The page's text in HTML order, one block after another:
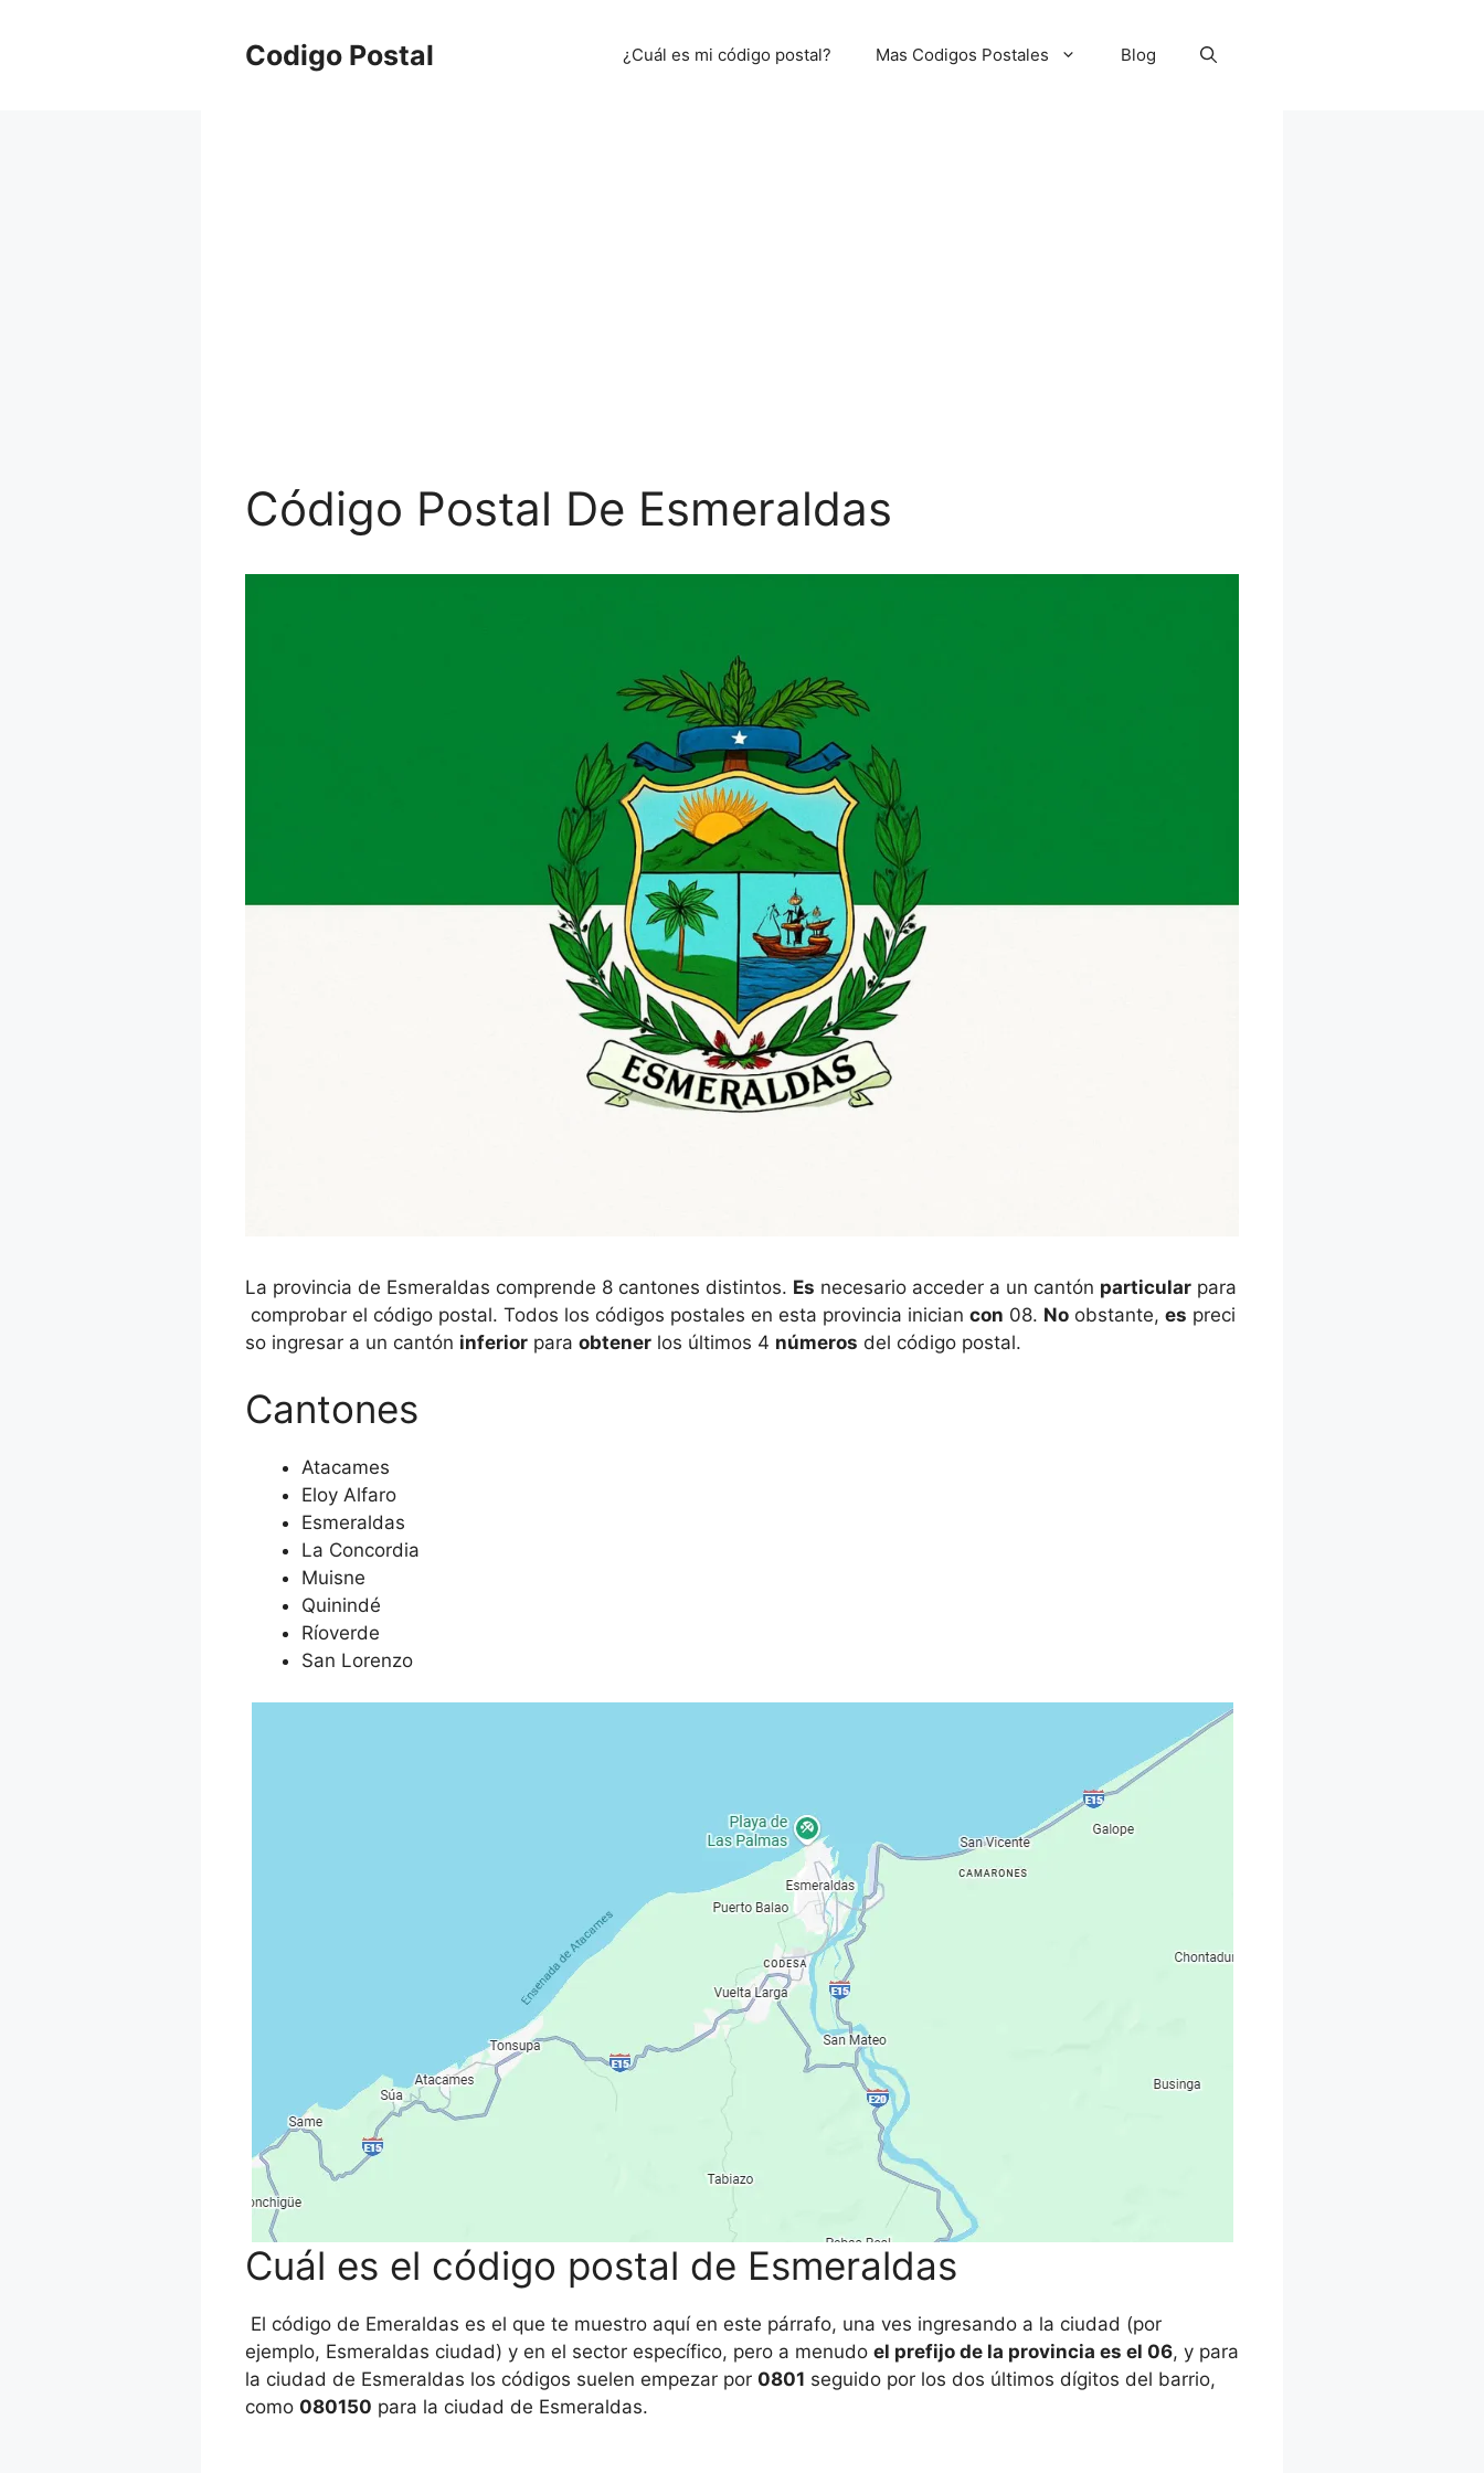
Codigo Postal ¿Cuál es mi código postal? Mas Codigos Postales Blog
Código Postal De Esmeraldas
La provincia de Esmeraldas comprende 8 cantones distintos. Es necesario acceder a un cantón particular para
comprobar el código postal. Todos los códigos postales en esta provincia inician con 08. No obstante, es preci
so ingresar a un cantón inferior para obtener los últimos 4 números del código postal.
Cantones
Atacames
Eloy Alfaro
Esmeraldas
La Concordia
Muisne
Quinindé
Ríoverde
San Lorenzo
Cuál es el código postal de Esmeraldas
El código de Emeraldas es el que te muestro aquí en este párrafo, una ves ingresando a la ciudad (por
ejemplo, Esmeraldas ciudad) y en el sector específico, pero a menudo el prefijo de la provincia es el 06, y para
la ciudad de Esmeraldas los códigos suelen empezar por 0801 seguido por los dos últimos dígitos del barrio,
como 080150 para la ciudad de Esmeraldas.